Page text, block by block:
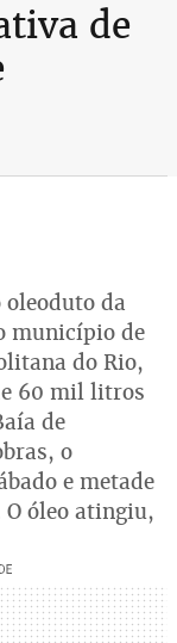
de
da
município de
do Rio,
60 mil litros
de
o
e metade
óleo atingiu,